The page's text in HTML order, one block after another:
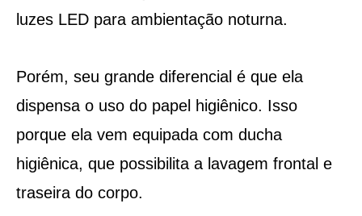
luzes LED para ambientação noturna.
Porém, seu grande diferencial é que ela
dispensa o uso do papel higiênico. Isso
porque ela vem equipada com ducha
higiênica, que possibilita a lavagem frontal e
traseira do corpo.